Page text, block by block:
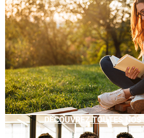
DÉCOUVREZ TOUTES